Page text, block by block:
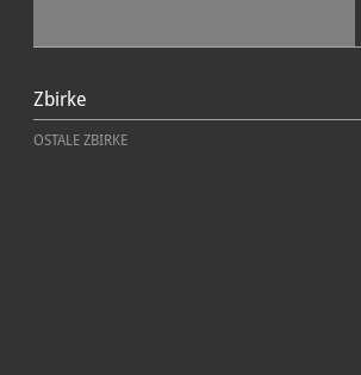
Zbirke
OSTALE ZBIRKE